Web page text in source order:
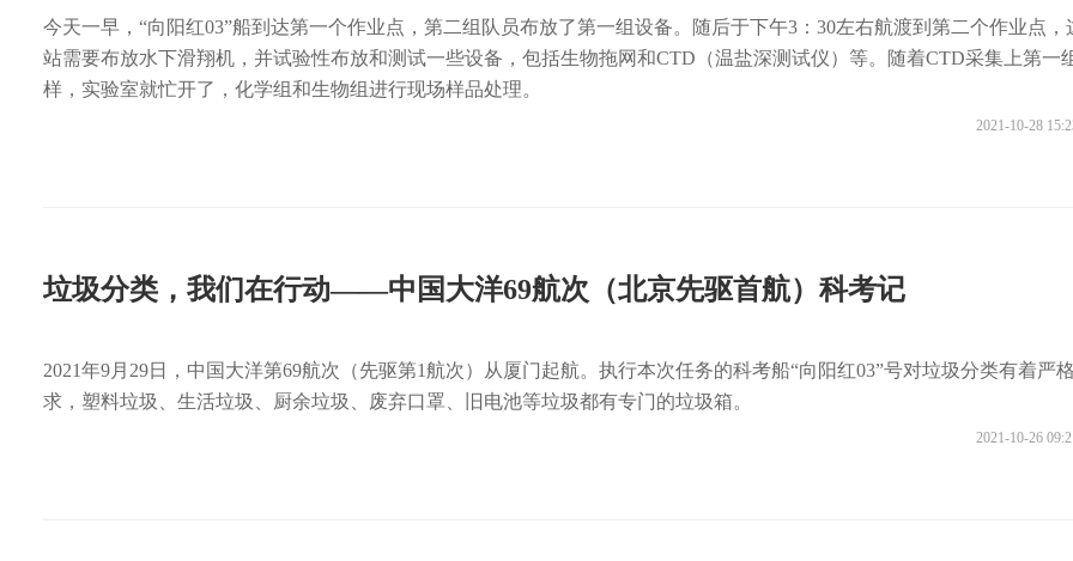
今天一早，“向阳红03”船到达第一个作业点，第二组队员布放了第一组设备。随后于下午3：30左右航渡到第二个作业点，
站需要布放水下滑翔机，并试验性布放和测试一些设备，包括生物拖网和CTD（温盐深测试仪）等。随着CTD采集上第一
样，实验室就忙开了，化学组和生物组进行现场样品处理。
2021-10-28
垃圾分类，我们在行动——中国大洋69航次（北京先驱首航）科考记
2021年9月29日，中国大洋第69航次（先驱第1航次）从厦门起航。执行本次任务的科考船“向阳红03”号对垃圾分类有着严
求，塑料垃圾、生活垃圾、厨余垃圾、废弃口罩、旧电池等垃圾都有专门的垃圾箱。
2021-10-26